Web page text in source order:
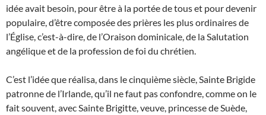
idée avait besoin, pour être à la portée de tous et pour devenir
populaire, d’être composée des prières les plus ordinaires de
l’Église, c’est-à-dire, de l’Oraison dominicale, de la Salutation
angélique et de la profession de foi du chrétien.
C’est l’idée que réalisa, dans le cinquième siècle, Sainte Brigide
patronne de l’Irlande, qu’il ne faut pas confondre, comme on le
fait souvent, avec Sainte Brigitte, veuve, princesse de Suède,